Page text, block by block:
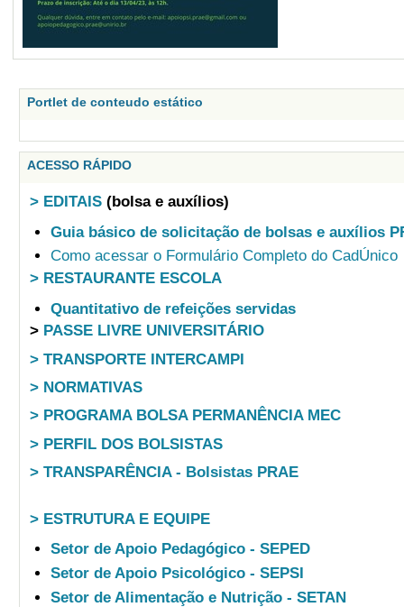
Portlet de conteudo estático
ACESSO RÁPIDO
> EDITAIS (bolsa e auxílios)
Guia básico de solicitação de bolsas e auxílios
Como acessar o Formulário Completo do CadÚnico
> RESTAURANTE ESCOLA
Quantitativo de refeições servidas
> PASSE LIVRE UNIVERSITÁRIO
> TRANSPORTE INTERCAMPI
> NORMATIVAS
> PROGRAMA BOLSA PERMANÊNCIA MEC
> PERFIL DOS BOLSISTAS
> TRANSPARÊNCIA - Bolsistas PRAE
> ESTRUTURA E EQUIPE
Setor de Apoio Pedagógico - SEPED
Setor de Apoio Psicológico - SEPSI
Setor de Alimentação e Nutrição - SETAN